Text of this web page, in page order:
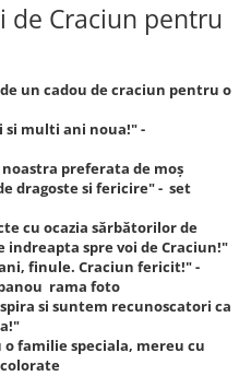
de Craciun pentru
un cadou de craciun pentru o
multi ani noua!" -
preferata de moș
dragoste si fericire" - set
cu ocazia sărbătorilor de
indreapta spre voi de Craciun!"
finule. Craciun fericit!" -
rama foto
si suntem recunoscatori ca
familie speciala, mereu cu